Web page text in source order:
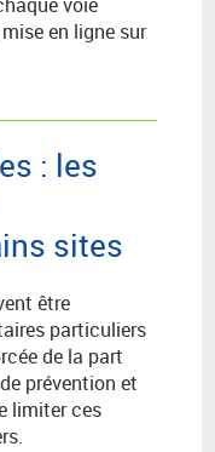
en ligne sur
: les
sites
être
particuliers
de la part
prévention et
limiter ces